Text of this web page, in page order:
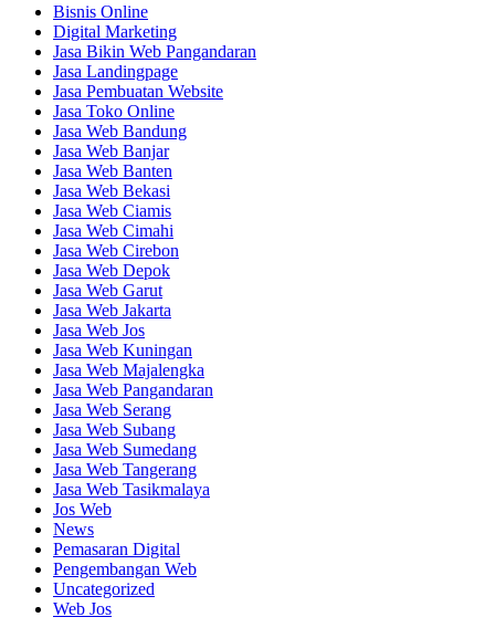
Bisnis Online
Digital Marketing
Jasa Bikin Web Pangandaran
Jasa Landingpage
Jasa Pembuatan Website
Jasa Toko Online
Jasa Web Bandung
Jasa Web Banjar
Jasa Web Banten
Jasa Web Bekasi
Jasa Web Ciamis
Jasa Web Cimahi
Jasa Web Cirebon
Jasa Web Depok
Jasa Web Garut
Jasa Web Jakarta
Jasa Web Jos
Jasa Web Kuningan
Jasa Web Majalengka
Jasa Web Pangandaran
Jasa Web Serang
Jasa Web Subang
Jasa Web Sumedang
Jasa Web Tangerang
Jasa Web Tasikmalaya
Jos Web
News
Pemasaran Digital
Pengembangan Web
Uncategorized
Web Jos